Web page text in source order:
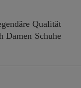
Qualität
Damen Schuhe